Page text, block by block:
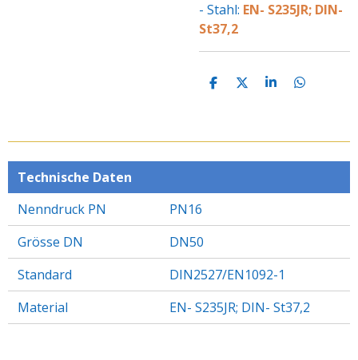
- Stahl: EN- S235JR; DIN-
St37,2
T
E
T
E
T
E
T
E
Technische Daten
Nenndruck PN
PN16
Grösse DN
DN50
Standard
DIN2527/EN1092-1
Material
EN- S235JR; DIN- St37,2